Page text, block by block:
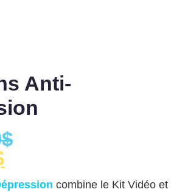
Anti-
$
combine le Kit Vidéo et